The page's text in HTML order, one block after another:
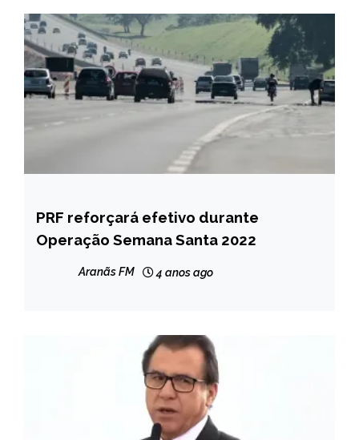
BRASIL
NOTÍCIAS
PRF reforçará efetivo durante
Operação Semana Santa 2022
Aranãs FM 4 anos ago